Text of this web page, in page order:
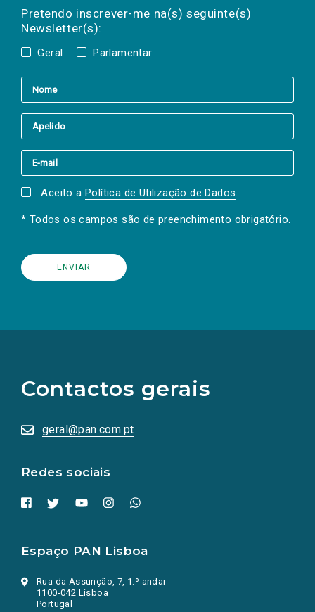
Pretendo inscrever-me na(s) seguinte(s)
Newsletter(s):
Geral Parlamentar
a(s) newsletter(s).
mail
Aceito a Política de Utilização de Dados.
* Todos os campos são de preenchimento obrigatório.
Contactos gerais
geral@pan.com.pt
Redes sociais
redes
sociais
numa
nova
Espaço PAN Lisboa
Rua da Assunção, 7, 1.º andar
1100-042 Lisboa
Portugal